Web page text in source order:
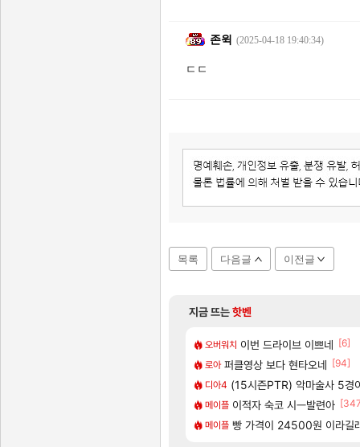
존윅 (2025-04-18 19:40:34)
ㄷㄷ
목록 다음글 이전글
지금 뜨는핫벤
오버워치 이번 드라이브 이쁘네 [6]
로아 퍼클영상 보다 현타오네 [94]
디아4 (15시즌PTR) 악마술사 5경
메이플 이적자 숙코 시ㅡ발련아
메이플 빵 가격이 24500원 이라길래 결
여행 7년만에 가족여행을 다녀왔습
아스오라 「에린」 컨셉 포스터 공개
비스트 쿠를 먼저 보내서 기습하는 법
리싱크드 리싱크드 1.06 패치노트
비스트 비스트 오브 리인카네이션